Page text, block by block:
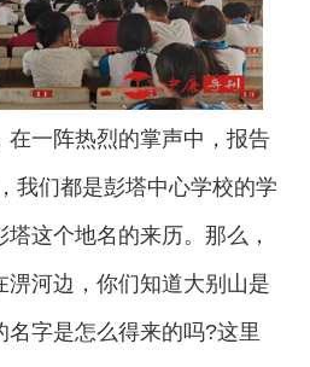
在一阵热烈的掌声中，报告
我们都是彭塔中心学校的学
这个地名的来历。那么，
淠河边，你们知道大别山是
字是怎么得来的吗?这里